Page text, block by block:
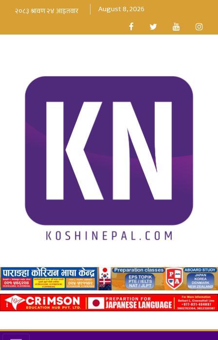
August 8, 2026